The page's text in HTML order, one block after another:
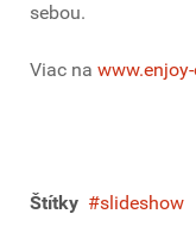
sebou.
Viac na
Štítky slideshow